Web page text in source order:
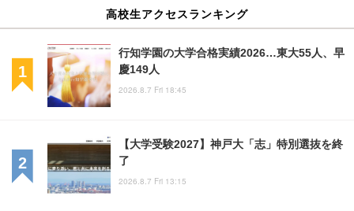
高校生アクセスランキング
行知学園の大学合格実績2026…東大55人、早
慶149人
2026.8.7 Fri 18:45
【大学受験2027】神戸大「志」特別選抜を終
了
2026.8.7 Fri 13:15